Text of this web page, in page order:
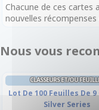
Chacune de ces cartes
nouvelles
Nous vous
CLASSEURS ET/OU
Lot De 100 Feuilles De 9
Silver Series